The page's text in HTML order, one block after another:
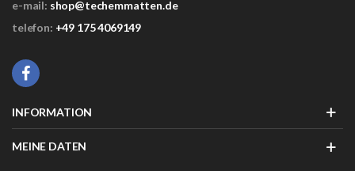
e-mail: shop@techemmatten.de
telefon: +49 175 4069149
INFORMATION
MEINE DATEN